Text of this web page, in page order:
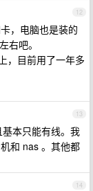
12
，电脑也是装的
右吧。
，目前用了一年多
13
本只能有线。我
和 nas 。其他都
14